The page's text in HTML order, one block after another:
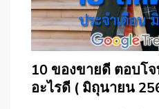
10 ของขายดี ตอบโ
อะไรดี ( มิถุนายน